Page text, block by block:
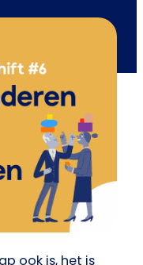
ook is, het is